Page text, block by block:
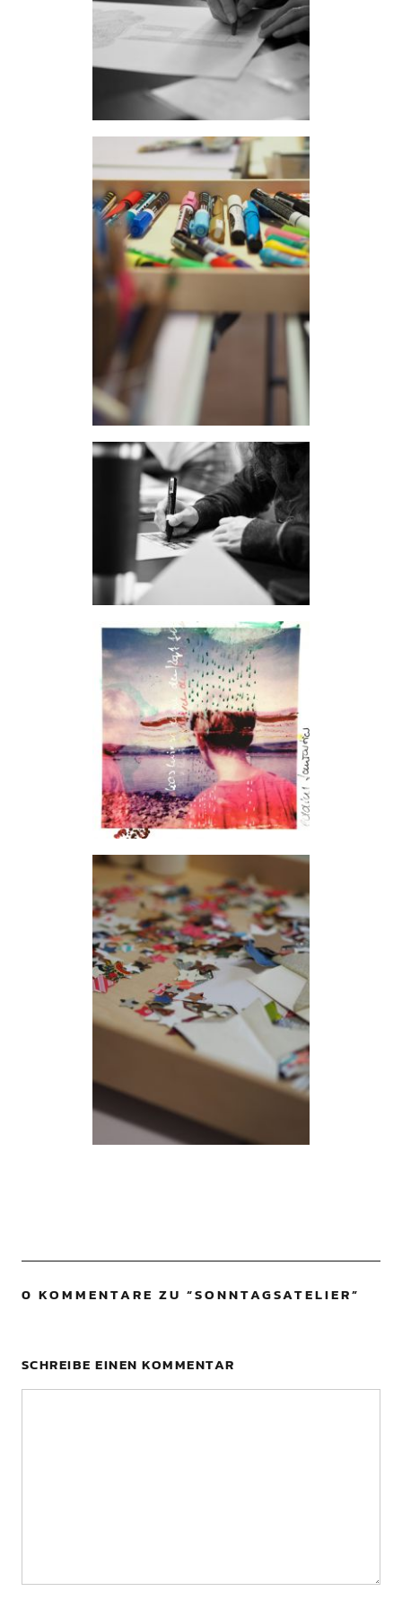
0 KOMMENTARE ZU “SONNTAGSATELIER”
SCHREIBE EINEN KOMMENTAR